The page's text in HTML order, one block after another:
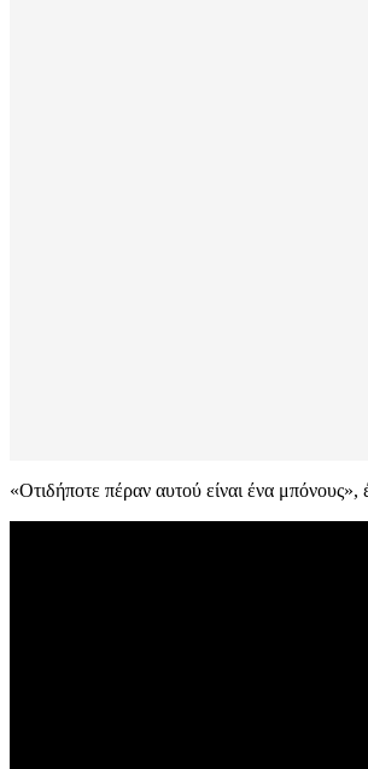
«Οτιδήποτε πέραν αυτού είναι ένα